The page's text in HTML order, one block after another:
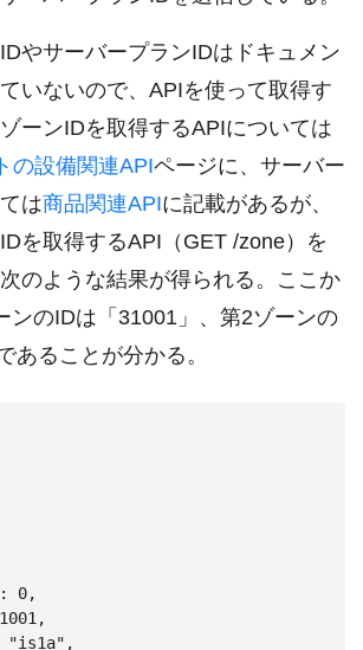
やサーバープランIDはドキュメン
いないので、APIを使って取得す
ーンIDを取得するAPIについては
の設備関連APIページに、サーバー
は商品関連APIに記載があるが、
を取得するAPI（GET /zone）を
のような結果が得られる。ここか
ンのIDは「31001」、第2ゾーンの
あることが分かる。
0,
"is1a",